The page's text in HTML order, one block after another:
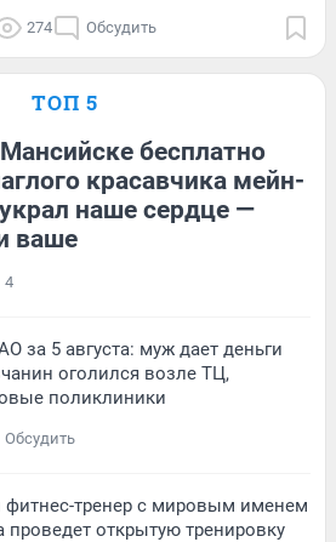
274 Обсудить
ТОП 5
бесплатно
красавчика мейн-
наше сердце —
ваше
4
за 5 августа: муж дает деньги
оголился возле ТЦ,
поликлиники
Обсудить
тренер с мировым именем
проведет открытую тренировку